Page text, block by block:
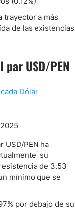
trayectoria más
de las existencias
USD/PEN
Dólar
USD/PEN ha
su
de 3.53
mínimo que se
por debajo de su